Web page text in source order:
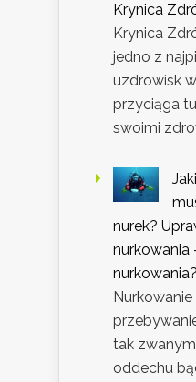
Krynica
Krynica
jedno z
uzdrowisk
przyciąga
swoimi
nurek?
nurkowania
nurkowania?
tak
oddechu